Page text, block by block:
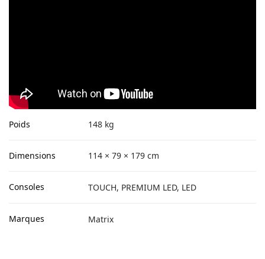
Poids 148 kg
Dimensions 114 × 79 × 179 cm
Consoles TOUCH, PREMIUM LED, LED
Marques Matrix